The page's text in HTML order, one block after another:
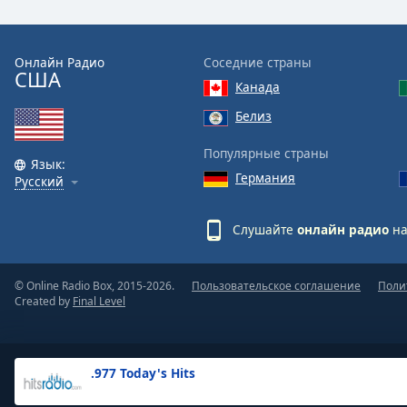
Text
Opacity
Background
.977 Today's Hits
Онлайн Радио
США
Язык:
Русский
Соседние страны
Канада
Белиз
Популярные страны
Германия
Слушайте онлайн радио
© Online Radio Box, 2015-2026.
Created by Final Level
Пользовательское соглашение